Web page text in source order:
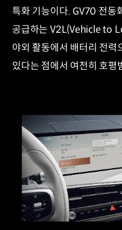
특화 기능이다. GV70 전동
공급하는 V2L(Vehicle to
야외 활동에서 배터리 전력
있다는 점에서 여전히 호평